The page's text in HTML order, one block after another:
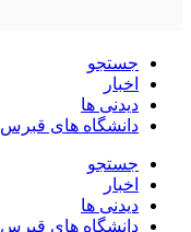
جستجو
اخبار
دیدنی ها
دانشگاه های قبرس
جستجو
اخبار
دیدنی ها
دانشگاه های قبرس